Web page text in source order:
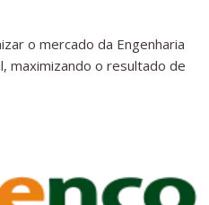
o mercado da Engenharia
maximizando o resultado de